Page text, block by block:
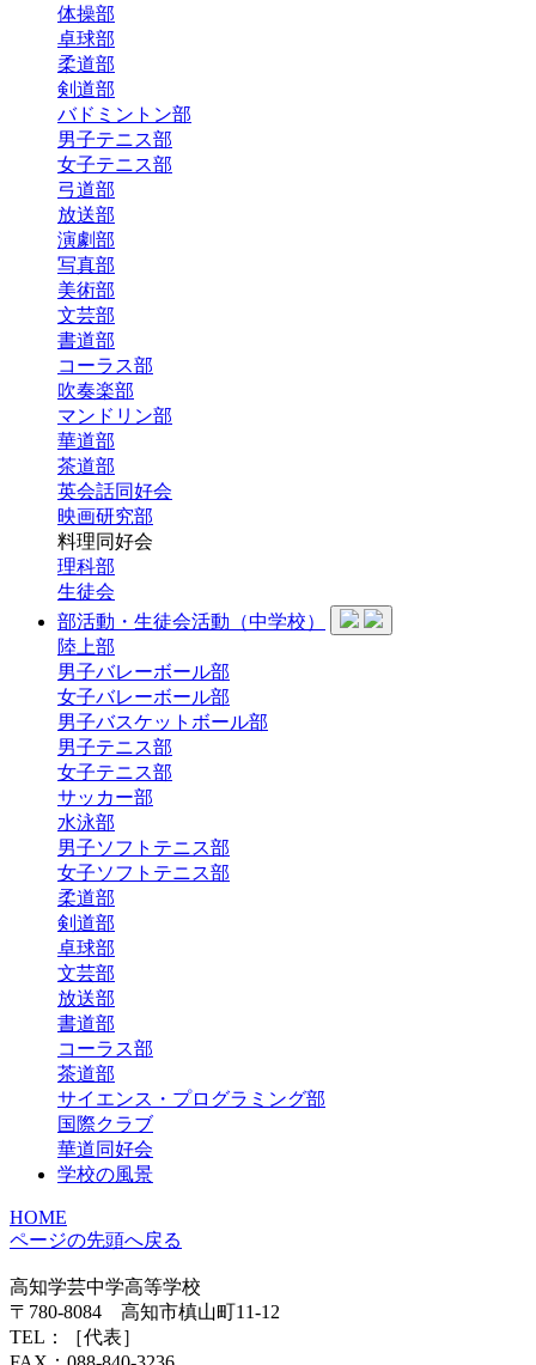
体操部
卓球部
柔道部
剣道部
バドミントン部
男子テニス部
女子テニス部
弓道部
放送部
演劇部
写真部
美術部
文芸部
書道部
コーラス部
吹奏楽部
マンドリン部
華道部
茶道部
英会話同好会
映画研究部
料理同好会
理科部
生徒会
部活動・生徒会活動（中学校）
陸上部
男子バレーボール部
女子バレーボール部
男子バスケットボール部
男子テニス部
女子テニス部
サッカー部
水泳部
男子ソフトテニス部
女子ソフトテニス部
柔道部
剣道部
卓球部
文芸部
放送部
書道部
コーラス部
茶道部
サイエンス・プログラミング部
国際クラブ
華道同好会
学校の風景
HOME
ページの先頭へ戻る
高知学芸中学高等学校
〒780-8084 高知市槙山町11-12
TEL：
［代表］